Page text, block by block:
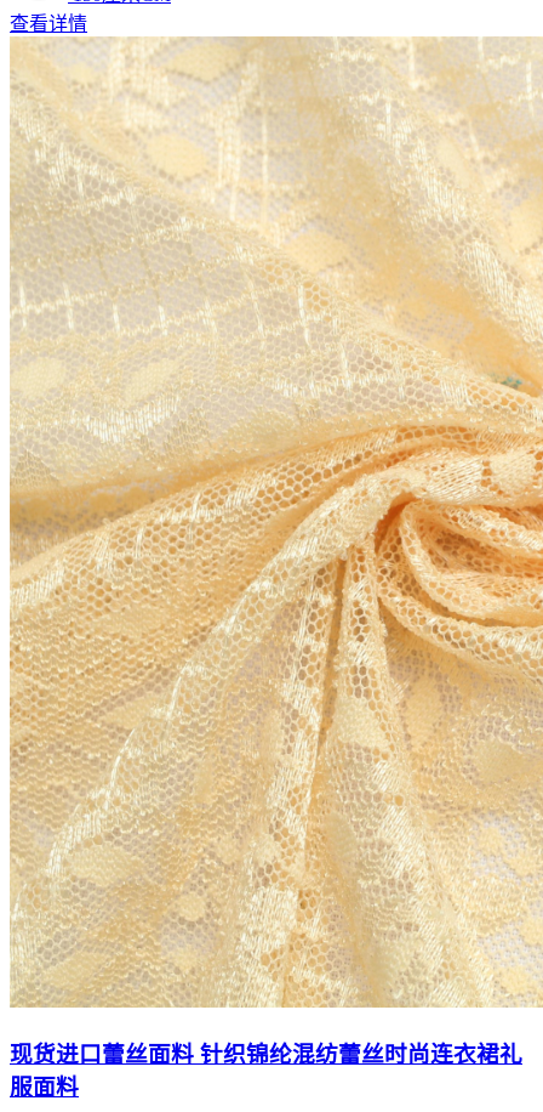
查看详情
现货进口蕾丝面料 针织锦纶混纺蕾丝时尚连衣裙礼
服面料